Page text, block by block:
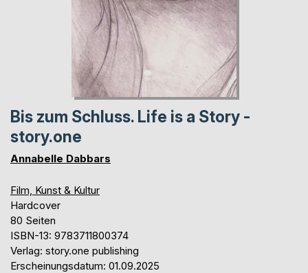
Bis zum Schluss. Life is a Story -
story.one
Annabelle Dabbars
Film, Kunst & Kultur
Hardcover
80 Seiten
ISBN-13: 9783711800374
Verlag: story.one publishing
Erscheinungsdatum: 01.09.2025